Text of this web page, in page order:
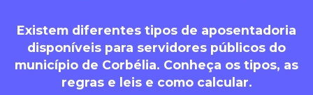
Existem diferentes tipos de aposentadoria
disponíveis para servidores públicos do
município de Corbélia. Conheça os tipos, as
regras e leis e como calcular.